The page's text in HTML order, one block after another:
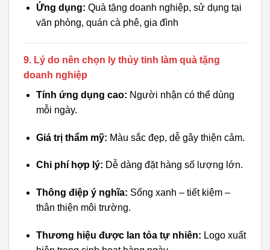
Ứng dụng: Quà tặng doanh nghiệp, sử dụng tại
văn phòng, quán cà phê, gia đình
9. Lý do nên chọn ly thủy tinh làm quà tặng
doanh nghiệp
Tính ứng dụng cao: Người nhận có thể dùng
mỗi ngày.
Giá trị thẩm mỹ: Màu sắc đẹp, dễ gây thiện cảm.
Chi phí hợp lý: Dễ dàng đặt hàng số lượng lớn.
Thông điệp ý nghĩa: Sống xanh – tiết kiệm –
thân thiện môi trường.
Thương hiệu được lan tỏa tự nhiên: Logo xuất